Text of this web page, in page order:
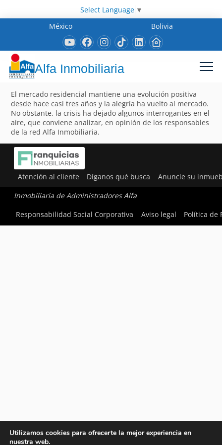
Select Language ▼
México
Bolivia
Alfa Inmobiliaria
El mercado residencial mantiene una evolución positiva
desde hace casi tres años y la alegría ha vuelto al mercado.
No obstante, la crisis ha dejado algunos interrogantes en el
aire, que conviene analizar, en opinión de los responsables
de la red Alfa Inmobiliaria.
Atención al cliente Díganos qué busca Anuncie su
Inmobiliaria de Administradores Alfa
Responsabilidad Social Corporativa
Aviso legal Política de
Utilizamos cookies para ofrecerte la mejor experiencia en
nuestra web.